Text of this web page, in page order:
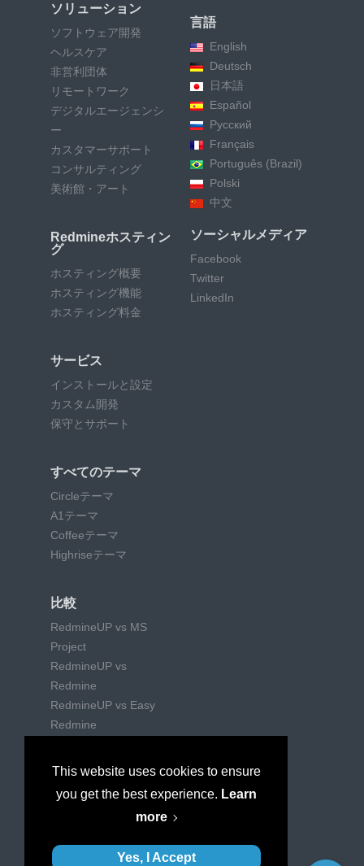
This website uses cookies to ensure
you get the best experience. Learn
more
Yes, I Accept
ソリューション
ソフトウェア開発
ヘルスケア
非営利団体
リモートワーク
デジタルエージェンシ
ー
カスタマーサポート
コンサルティング
美術館・アート
Redmineホスティン
グ
ホスティング概要
ホスティング機能
ホスティング料金
サービス
インストールと設定
カスタム開発
保守とサポート
すべてのテーマ
Circleテーマ
A1テーマ
Coffeeテーマ
Highriseテーマ
比較
RedmineUP vs MS
Project
RedmineUP vs
Redmine
RedmineUP vs Easy
Redmine
RedmineUP vs Jira
RedmineUP vs
言語
English
Deutsch
日本語
Español
Русский
Français
Português (Brazil)
Polski
中文
ソーシャルメディア
Facebook
Twitter
LinkedIn